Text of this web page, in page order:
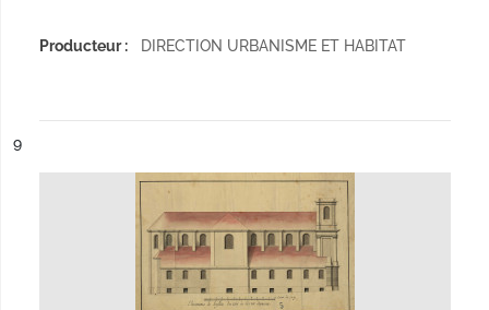
Producteur : DIRECTION URBANISME ET HABITAT
n°
9